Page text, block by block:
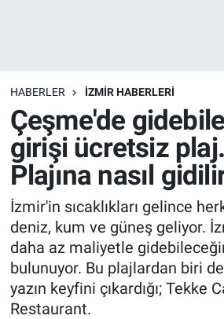
HABERLER İZMİR HABERLERİ
Çeşme'de
girişi ücretsiz
Plajına nasıl
İzmir'in sıcaklıkları gelince
deniz, kum ve güneş geliyor.
daha az maliyetle
bulunuyor. Bu plajlardan biri
yazın keyfini çıkardığı; Tekke
Restaurant.